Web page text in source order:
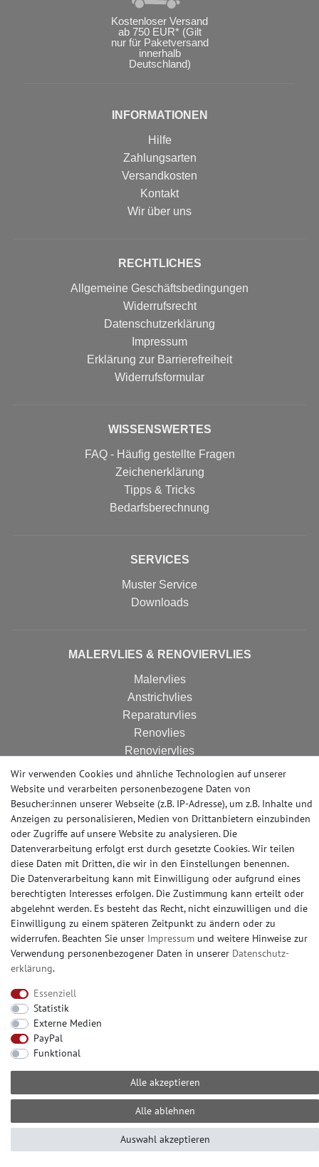
Kostenloser Versand
ab 750 EUR* (Gilt
nur für Paketversand
innerhalb
Deutschland)
INFORMATIONEN
Hilfe
Zahlungsarten
Versandkosten
Kontakt
Wir über uns
RECHTLICHES
Allgemeine Geschäftsbedingungen
Widerrufsrecht
Datenschutzerklärung
Impressum
Erklärung zur Barrierefreiheit
Widerrufs­formular
WISSENSWERTES
FAQ - Häufig gestellte Fragen
Zeichenerklärung
Tipps & Tricks
Bedarfsberechnung
SERVICES
Muster Service
Downloads
MALERVLIES & RENOVIERVLIES
Malervlies
Anstrichvlies
Reparaturvlies
Renovlies
Renoviervlies
HomeVlies
Glattvlies
Glattes Vlies
AUSSTELLUNG
Rund um die Uhr online bestellen oder vorab ein
Muster (Musterstück oder Musterbogen) kaufen.
Besuchen Sie unsere große Ausstellung, in Erkrath
bei Düsseldorf. Nahezu alle Produkte ab Lager
abholbereit.
Mo.-Fr.: 10.00-16.00 Uhr
E-mail: info@profhome-shop.de
Wir verwenden Cookies und ähnliche Technologien auf unserer
Website und verarbeiten personenbezogene Daten von
Besucher:innen unserer Webseite (z.B. IP-Adresse), um z.B. Inhalte und
Anzeigen zu personalisieren, Medien von Drittanbietern einzubinden
oder Zugriffe auf unsere Website zu analysieren. Die
Datenverarbeitung erfolgt erst durch gesetzte Cookies. Wir teilen
diese Daten mit Dritten, die wir in den Einstellungen benennen.
Die Datenverarbeitung kann mit Einwilligung oder aufgrund eines
berechtigten Interesses erfolgen. Die Zustimmung kann erteilt oder
abgelehnt werden. Es besteht das Recht, nicht einzuwilligen und die
Einwilligung zu einem späteren Zeitpunkt zu ändern oder zu
widerrufen. Beachten Sie unser Impressum und weitere Hinweise zur
Verwendung personenbezogener Daten in unserer Daten­schutz­
erklärung.
Essenziell
Statistik
Externe Medien
PayPal
Funktional
Alle akzeptieren
Alle ablehnen
Auswahl akzeptieren